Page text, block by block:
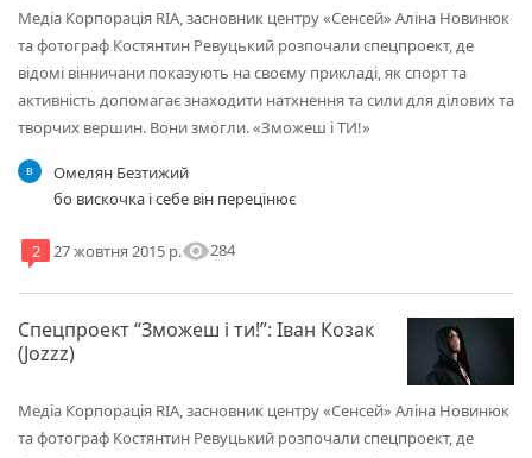
Медіа Корпорація RІА, засновник центру «Сенсей» Аліна Новинюк
та фотограф Костянтин Ревуцький розпочали спецпроект, де
відомі вінничани показують на своєму прикладі, як спорт та
активність допомагає знаходити натхнення та сили для ділових та
творчих вершин. Вони змогли. «Зможеш і ТИ!»
Омелян Безтижий
бо вискочка і себе він перецінює
2 27 жовтня 2015 р.visibility284
Спецпроект “Зможеш і ти!”: Іван Козак
(Jozzz)
Медіа Корпорація RІА, засновник центру «Сенсей» Аліна Новинюк
та фотограф Костянтин Ревуцький розпочали спецпроект, де